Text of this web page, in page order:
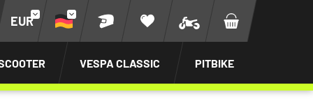
EUR
VESPA CLASSIC PITBIKE